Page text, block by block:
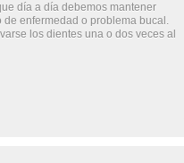
día a día debemos mantener
enfermedad o problema bucal.
los dientes una o dos veces al